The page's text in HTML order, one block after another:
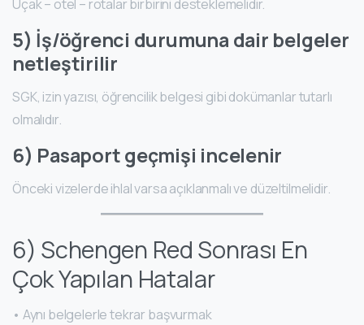
Uçak – otel – rotalar birbirini desteklemelidir.
5) İş/öğrenci durumuna dair belgeler
netleştirilir
SGK, izin yazısı, öğrencilik belgesi gibi dokümanlar tutarlı
olmalıdır.
6) Pasaport geçmişi incelenir
Önceki vizelerde ihlal varsa açıklanmalı ve düzeltilmelidir.
6) Schengen Red Sonrası En
Çok Yapılan Hatalar
• Aynı belgelerle tekrar başvurmak